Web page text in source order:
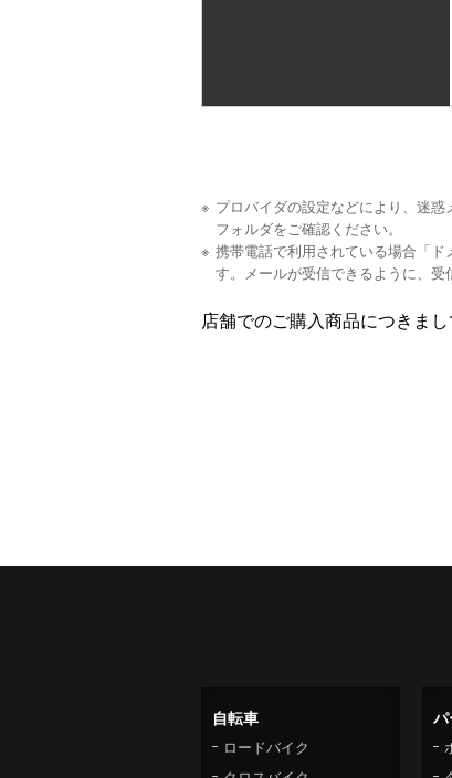
プロバイダの設定などにより、迷
フォルダをご確認ください。
携帯電話で利用されている場合「
す。メールが受信できるように、受
店舗でのご購入商品につきま
自転車
ロードバイク
パ